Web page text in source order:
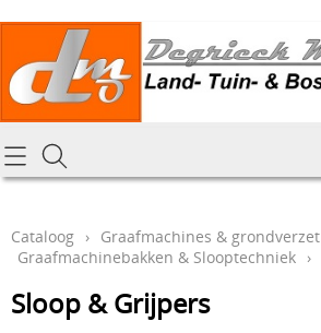
Homepagina
Tractoren & aanbouwdelen
Tuin- Park- & Bosbouwmachines
Hoe online bestellen
Mijn bestelling laten leveren
Cataloog › Graafmachines & grondverzet
Graafmachinebakken & Slooptechniek ›
Sloop & Grijpers